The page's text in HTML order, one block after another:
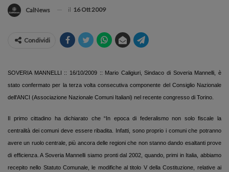
CalNews il 16 Ott 2009
Condividi
SOVERIA MANNELLI :: 16/10/2009 :: Mario Caligiuri, Sindaco di Soveria Mannelli, è
stato confermato per la terza volta consecutiva componente del Consiglio Nazionale
dell'ANCI (Associazione Nazionale Comuni Italiani) nel recente congresso di Torino.
Il primo cittadino ha dichiarato che “In epoca di federalismo non solo fiscale la
centralità dei comuni deve essere ribadita. Infatti, sono proprio i comuni che potranno
avere un ruolo centrale, più ancora delle regioni che non stanno dando esaltanti prove
di efficienza. A Soveria Mannelli siamo pronti dal 2002, quando, primi in Italia, abbiamo
recepito nello Statuto Comunale, le modifiche al titolo V della Costituzione, relative ai